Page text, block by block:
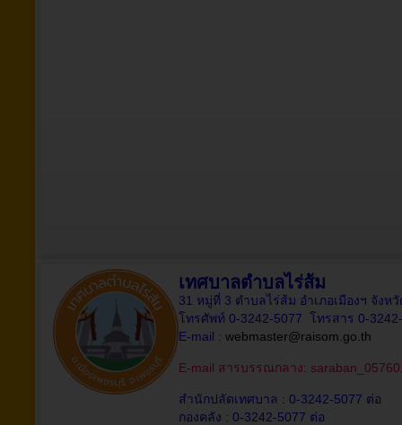
เทศบาลตำบลไร่ส้ม
31 หมู่ที่ 3 ตำบลไร่ส้ม อำเภอเมืองฯ จังห
โทรศัพท์ 0-3242-5077 โทรสาร 0-
E-mail : webmaster@raisom.go.th
E-mail สารบรรณกลาง:
สำนักปลัดเทศบาล : 0-3242-5077 ต่อ
กองคลัง : 0-3242-5077 ต่อ